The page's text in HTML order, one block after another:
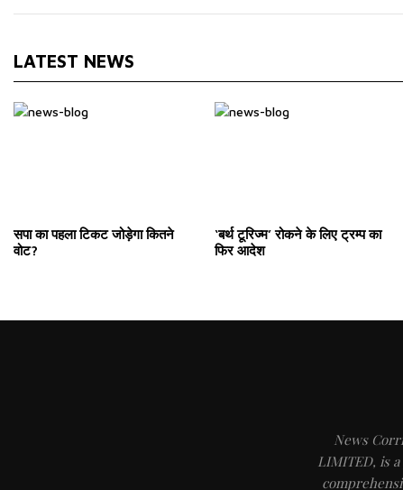
LATEST NEWS
सपा का पहला टिकट जोड़ेगा कितने
वोट?
‘बर्थ टूरिज्म’ रोकने के लिए ट्रम्प का
फिर आदेश
News
LIMITED, is